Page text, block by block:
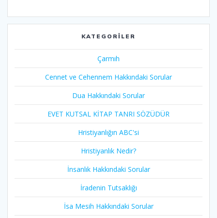
KATEGORILER
Çarmıh​
Cennet ve Cehennem Hakkındaki Sorular
Dua Hakkındaki Sorular
EVET KUTSAL KİTAP TANRI SÖZÜDÜR
Hristiyanlığın ABC'si
Hristiyanlık Nedir?
İnsanlık Hakkındaki Sorular
İradenin Tutsaklığı​
İsa Mesih Hakkındaki Sorular